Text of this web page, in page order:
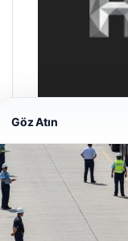
Hastaş Beton
26/05/2026
Web sitemizi nasıl
Göz Atın